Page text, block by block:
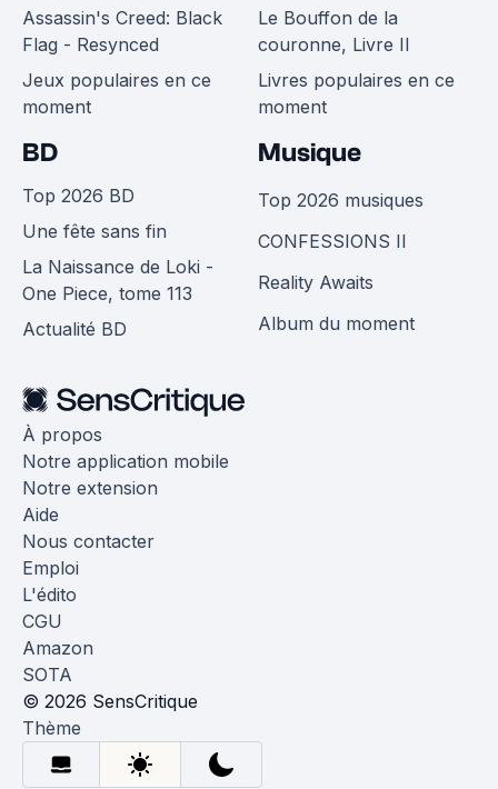
Assassin's Creed: Black
Flag - Resynced
Jeux populaires en ce
moment
Le Bouffon de la
couronne, Livre II
Livres populaires en ce
moment
BD
Top 2026 BD
Une fête sans fin
La Naissance de Loki -
One Piece, tome 113
Actualité BD
Musique
Top 2026 musiques
CONFESSIONS II
Reality Awaits
Album du moment
À propos
Notre application mobile
Notre extension
Aide
Nous contacter
Emploi
L'édito
CGU
Amazon
SOTA
© 2026 SensCritique
Thème